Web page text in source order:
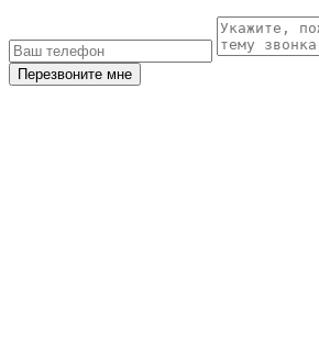
Перезвоните мне